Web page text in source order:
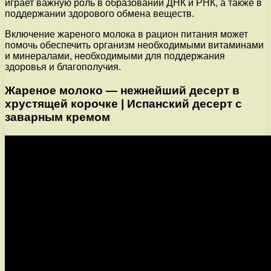
играет важную роль в образовании ДНК и РНК, а также в
поддержании здорового обмена веществ.
Включение жареного молока в рацион питания может
помочь обеспечить организм необходимыми витаминами
и минералами, необходимыми для поддержания
здоровья и благополучия.
Жареное молоко — нежнейший десерт в
хрустящей корочке | Испанский десерт с
заварным кремом